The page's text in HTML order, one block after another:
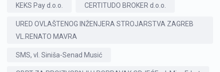
KEKS Pay d.o.o. CERTITUDO BROKER d.o.o.
URED OVLAŠTENOG INŽENJERA STROJARSTVA ZAGREB
VL.RENATO MAVRA
SMS, vl. Siniša-Senad Musić